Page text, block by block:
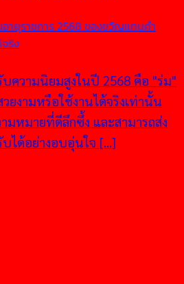
ายุราชการ 2568 ของขวัญแทนคำ
ริง
ความนิยมสูงในปี 2568 คือ "ร่ม"
ยงามหรือใช้งานได้จริงเท่านั้น
มหมายที่ดีลึกซึ้ง และสามารถส่ง
ได้อย่างอบอุ่นใจ [...]